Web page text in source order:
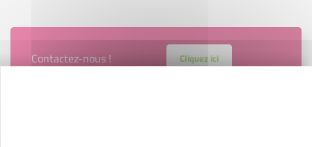
Contactez-nous ! Cliquez ici